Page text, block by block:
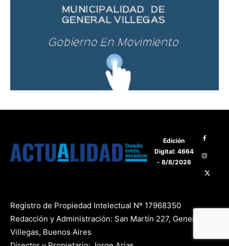
Edición
Digital: 4664
- 8/8/2026
Registro de Propiedad Intelectual Nº 17968350
Redacción y Administración: San Martín 227, General
Villegas, Buenos Aires